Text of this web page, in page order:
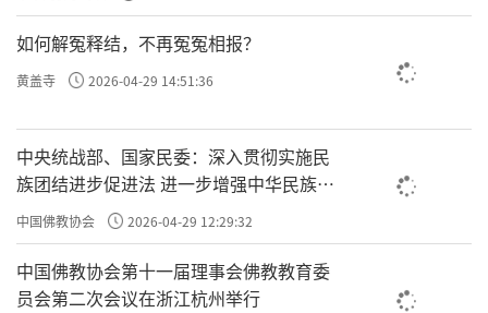
如何解冤释结，不再冤冤相报？
黄盖寺 2026-04-29 14:51:36
中央统战部、国家民委：深入贯彻实施民
族团结进步促进法 进一步增强中华民族凝
聚力向心力
中国佛教协会 2026-04-29 12:29:32
中国佛教协会第十一届理事会佛教教育委
员会第二次会议在浙江杭州举行